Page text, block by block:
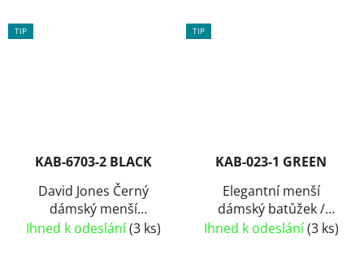
TIP
KAB-6703-2 BLACK
David Jones Černý
dámský menší
elegantní batůžek
Ihned k odeslání(3 ks)
TIP
KAB-023-1 GREEN
Elegantní menší
dámský batůžek /
kabelka zelená
Ihned k odeslání(3 ks)